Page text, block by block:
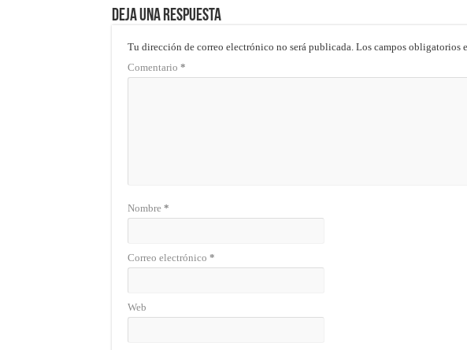
Deja una respuesta
Tu dirección de correo electrónico no será publicada. Los campos obligatorios
Comentario *
Nombre *
Correo electrónico *
Web